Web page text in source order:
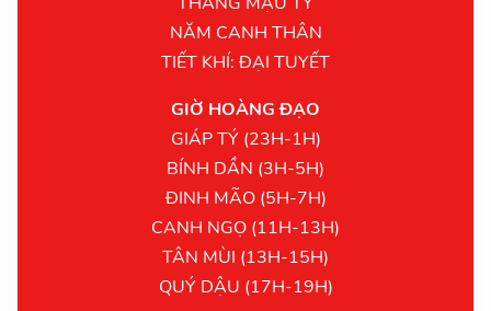
NĂM CANH THÂN
TIẾT KHÍ: ĐẠI TUYẾT
GIỜ HOÀNG ĐẠO
GIÁP TÝ (23H-1H)
BÍNH DẦN (3H-5H)
ĐINH MÃO (5H-7H)
CANH NGỌ (11H-13H)
TÂN MÙI (13H-15H)
QUÝ DẬU (17H-19H)